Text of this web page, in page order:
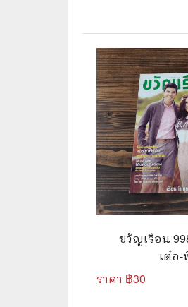
ขวัญเรือน
เต๋อ
ราคา ฿30
👩‍🦳 นิยายไทยรุ่นเก่า
🏵️ บทกวี บทกลอน
🏞️ นิยายภาพ
👨‍❤️‍👨 นิยายวาย นิยายยู
✍️ นิยายฟิคชั่น
🌏 นิยายแปล
🏰 วรรณกรรมเยาวชน
🛸 ไซไฟ วิทยาศาสตร์
🌟 นิยายไลท์โนเวล